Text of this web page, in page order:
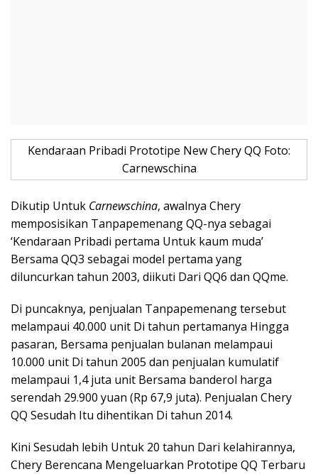
Kendaraan Pribadi Prototipe New Chery QQ Foto:
Carnewschina
Dikutip Untuk Carnewschina, awalnya Chery
memposisikan Tanpapemenang QQ-nya sebagai
‘Kendaraan Pribadi pertama Untuk kaum muda’
Bersama QQ3 sebagai model pertama yang
diluncurkan tahun 2003, diikuti Dari QQ6 dan QQme.
Di puncaknya, penjualan Tanpapemenang tersebut
melampaui 40.000 unit Di tahun pertamanya Hingga
pasaran, Bersama penjualan bulanan melampaui
10.000 unit Di tahun 2005 dan penjualan kumulatif
melampaui 1,4 juta unit Bersama banderol harga
serendah 29.900 yuan (Rp 67,9 juta). Penjualan Chery
QQ Sesudah Itu dihentikan Di tahun 2014.
Kini Sesudah lebih Untuk 20 tahun Dari kelahirannya,
Chery Berencana Mengeluarkan Prototipe QQ Terbaru